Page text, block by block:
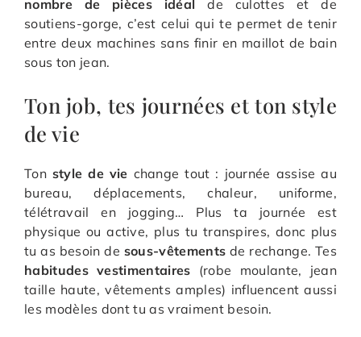
nombre de pièces idéal
de culottes et de
soutiens-gorge, c’est celui qui te permet de tenir
entre deux machines sans finir en maillot de bain
sous ton jean.
Ton job, tes journées et ton style
de vie
Ton style de vie change tout : journée assise au
bureau, déplacements, chaleur, uniforme,
télétravail en jogging… Plus ta journée est
physique ou active, plus tu transpires, donc plus
tu as besoin de sous-vêtements de rechange. Tes
habitudes vestimentaires (robe moulante, jean
taille haute, vêtements amples) influencent aussi
les modèles dont tu as vraiment besoin.